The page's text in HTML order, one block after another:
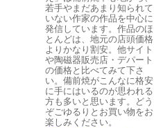
若手やまだあまり知られて
いない作家の作品を中心に
発信しています。作品のほ
とんどは、地元の店頭価格
よりかなり割安。他サイト
や陶磁器販売店・デパート
の価格と比べてみて下さ
い。備前焼がこんなに格安
に手にはいるのが思われる
方も多いと思います。どう
ぞごゆるりとお買い物をお
楽しみください。